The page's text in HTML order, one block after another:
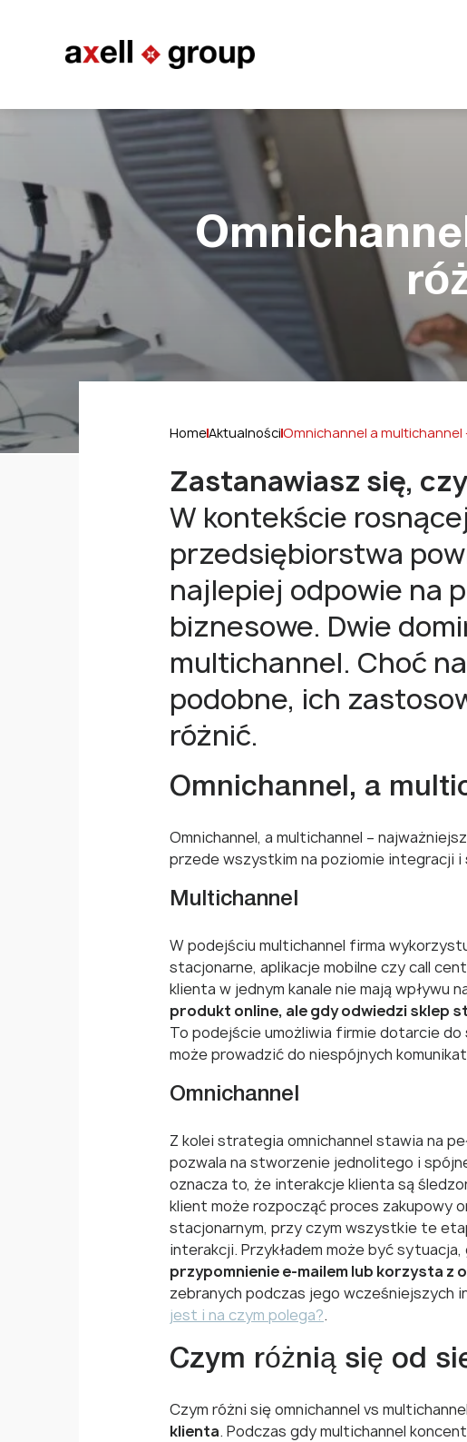
HomeAktualnościOmnichannel a
Zastanawiasz się,
W kontekście
przedsiębiorstwa
najlepiej odpowie na
biznesowe. Dwie
multichannel. Choć
podobne, ich
różnić.
Omnichannel, a
Omnichannel, a multichannel –
przede wszystkim na poziomie integracji i
Multichannel
W podejściu multichannel firma
stacjonarne, aplikacje mobilne czy call
klienta w jednym kanale nie mają wpływu
produkt online, ale gdy odwiedzi sklep
To podejście umożliwia firmie dotarcie
może prowadzić do niespójnych
Omnichannel
Z kolei strategia omnichannel stawia na
pozwala na stworzenie jednolitego i
oznacza to, że interakcje klienta są
klient może rozpocząć proces zakupowy
stacjonarnym, przy czym wszystkie te
interakcji. Przykładem może być sytuacja,
przypomnienie e-mailem lub korzysta
zebranych podczas jego wcześniejszych
jest i na czym polega?.
Czym różnią się od
Czym różni się omnichannel vs
klienta. Podczas gdy multichannel